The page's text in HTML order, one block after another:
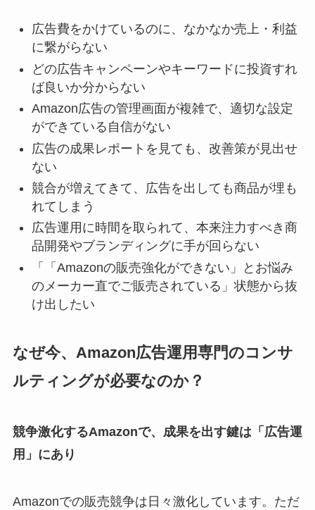
広告費をかけているのに、なかなか売上・利益
に繋がらない
どの広告キャンペーンやキーワードに投資すれ
ば良いか分からない
Amazon広告の管理画面が複雑で、適切な設定
ができている自信がない
広告の成果レポートを見ても、改善策が見出せ
ない
競合が増えてきて、広告を出しても商品が埋も
れてしまう
広告運用に時間を取られて、本来注力すべき商
品開発やブランディングに手が回らない
「「Amazonの販売強化ができない」とお悩み
のメーカー直でご販売されている」状態から抜
け出したい
なぜ今、Amazon広告運用専門のコンサ
ルティングが必要なのか？
競争激化するAmazonで、成果を出す鍵は「広告運
用」にあり
Amazonでの販売競争は日々激化しています。ただ